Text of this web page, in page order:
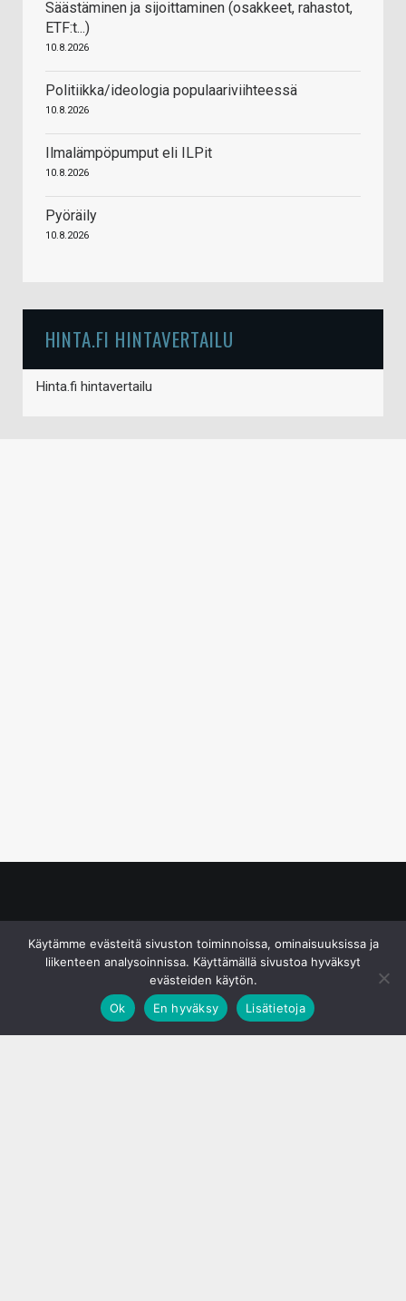
Säästäminen ja sijoittaminen (osakkeet, rahastot,
ETF:t...)
10.8.2026
Politiikka/ideologia populaariviihteessä
10.8.2026
Ilmalämpöpumput eli ILPit
10.8.2026
Pyöräily
10.8.2026
HINTA.FI HINTAVERTAILU
Hinta.fi hintavertailu
Käytämme evästeitä sivuston toiminnoissa, ominaisuuksissa ja
liikenteen analysoinnissa. Käyttämällä sivustoa hyväksyt
evästeiden käytön.
Ok
En hyväksy Lisätietoja